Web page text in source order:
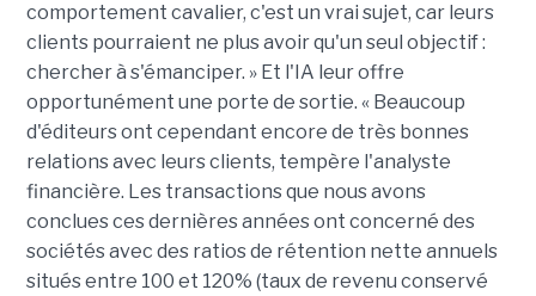
comportement cavalier, c'est un vrai sujet, car leurs
clients pourraient ne plus avoir qu'un seul objectif :
chercher à s'émanciper. » Et l'IA leur offre
opportunément une porte de sortie. « Beaucoup
d'éditeurs ont cependant encore de très bonnes
relations avec leurs clients, tempère l'analyste
financière. Les transactions que nous avons
conclues ces dernières années ont concerné des
sociétés avec des ratios de rétention nette annuels
situés entre 100 et 120% (taux de revenu conservé